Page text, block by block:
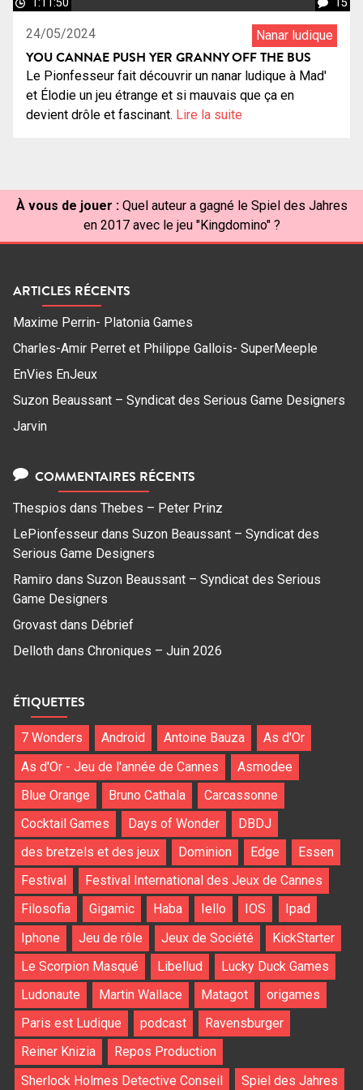
1:11:50 15
24/05/2024 Nanar ludique
YOU CANNAE PUSH YER GRANNY OFF THE BUS
Le Pionfesseur fait découvrir un nanar ludique à Mad'
et Élodie un jeu étrange et si mauvais que ça en
devient drôle et fascinant. Lire la suite
À vous de jouer : Quel auteur a gagné le Spiel des Jahres
en 2017 avec le jeu "Kingdomino" ?
ARTICLES RÉCENTS
Maxime Perrin- Platonia Games
Charles-Amir Perret et Philippe Gallois- SuperMeeple
EnVies EnJeux
Suzon Beaussant – Syndicat des Serious Game Designers
Jarvin
COMMENTAIRES RÉCENTS
Thespios dans Thebes – Peter Prinz
LePionfesseur dans Suzon Beaussant – Syndicat des
Serious Game Designers
Ramiro dans Suzon Beaussant – Syndicat des Serious
Game Designers
Grovast dans Débrief
Delloth dans Chroniques – Juin 2026
ÉTIQUETTES
7 Wonders Android Antoine Bauza
As d'Or
As d'Or - Jeu de l'année de Cannes
Asmodee
Blue Orange
Bruno Cathala
Carcassonne
Cocktail Games
Days of Wonder
DBDJ
des bretzels et des jeux
Dominion Edge
Essen
Festival
Festival International des Jeux de Cannes
Filosofia
Gigamic Haba Iello IOS
Ipad
Iphone
Jeu de rôle Jeux de Société
KickStarter
Le Scorpion Masqué
Libellud
Lucky Duck Games
Ludonaute
Martin Wallace Matagot
origames
Paris est Ludique
podcast
Ravensburger
Reiner Knizia
Repos Production
Sherlock Holmes Detective Conseil
Spiel des Jahres